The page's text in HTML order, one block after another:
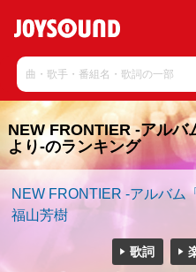
NEW FRONTIER -アルバ
より-のランキング
NEW FRONTIER -アルバム
福山芳樹
歌詞